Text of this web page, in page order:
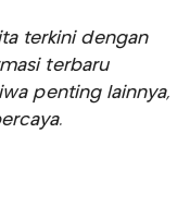
terkini dengan
terbaru
penting lainnya,